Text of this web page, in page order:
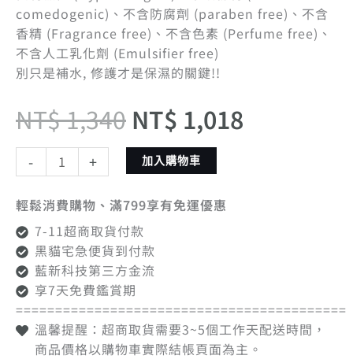
comedogenic)、不含防腐劑 (paraben free)、不含
香精 (Fragrance free)、不含色素 (Perfume free)、
不含人工乳化劑 (Emulsifier free)
別只是補水, 修護才是保濕的關鍵!!
NT$1,340 NT$ 1,018
- + 加入購物車
輕鬆消費購物、滿799享有免運優惠
7-11超商取貨付款
黑貓宅急便貨到付款
藍新科技第三方金流
享7天免費鑑賞期
==========================================
溫馨提醒：超商取貨需要3~5個工作天配送時間，
商品價格以購物車實際結帳頁面為主。